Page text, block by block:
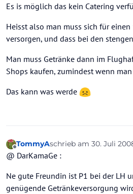
Es is möglich das kein Catering
Heisst also man muss sich für
versorgen, und dass bei den
Man muss Getränke dann im
Shops kaufen, zumindest wenn
Das kann was werde
Offline
TommyAschrieb am 30. Juli
zuletzt editiert von
@ DarKamaGe :
Ne gute Freundin ist P1 bei der LH
genügende Getränkeversorgung